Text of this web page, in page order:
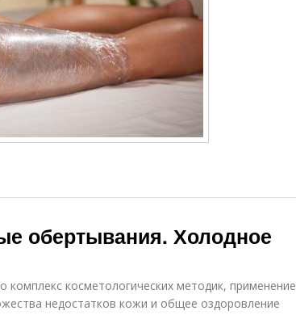
обертывания. Холодное
косметологических методик, применение
недостатков кожи и общее оздоровление